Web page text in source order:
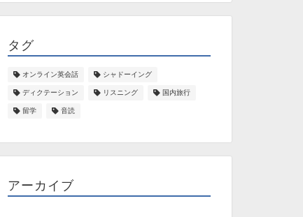
タグ
オンライン英会話 シャドーイング
ディクテーション リスニング 国内旅行
留学 音読
アーカイブ